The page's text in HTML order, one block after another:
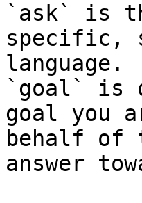
`ask` is
specific,
language.
`goal` is
goal you
behalf of
answer